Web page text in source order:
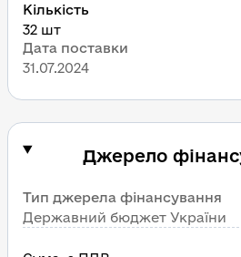
Кількість
32 шт
Дата поставки
31.07.2024
Джерело
Тип джерела фінансування
Державний бюджет України